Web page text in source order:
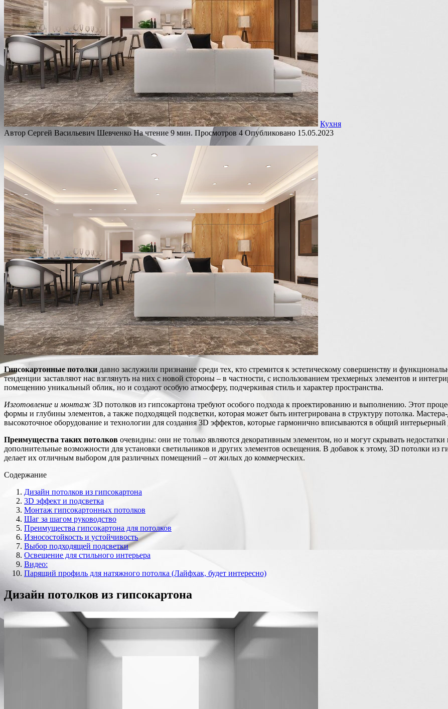
Кухня
Автор Сергей Васильевич Шевченко На чтение 9 мин. Просмотров 4 Опубликовано 15.05.2023
Гипсокартонные потолки давно заслужили признание среди тех, кто стремится к эстетическому совершенству и
тенденции заставляют нас взглянуть на них с новой стороны – в частности, с использованием трехмерных элементов и
помещению уникальный облик, но и создают особую атмосферу, подчеркивая стиль и характер пространства.
Изготовление и монтаж 3D потолков из гипсокартона требуют особого подхода к проектированию и выполнению. Этот
формы и глубины элементов, а также подходящей подсветки, которая может быть интегрирована в структуру потолка.
высокоточное оборудование и технологии для создания 3D эффектов, которые гармонично вписываются в общий интерьерный
Преимущества таких потолков очевидны: они не только являются декоративным элементом, но и могут скрывать
дополнительные возможности для установки светильников и других элементов освещения. В добавок к этому, 3D потолки из
делает их отличным выбором для различных помещений – от жилых до коммерческих.
Содержание
Дизайн потолков из гипсокартона
3D эффект и подсветка
Монтаж гипсокартонных потолков
Шаг за шагом руководство
Преимущества гипсокартона для потолков
Износостойкость и устойчивость
Выбор подходящей подсветки
Освещение для стильного интерьера
Видео:
Парящий профиль для натяжного потолка (Лайфхак, будет интересно)
Дизайн потолков из гипсокартона